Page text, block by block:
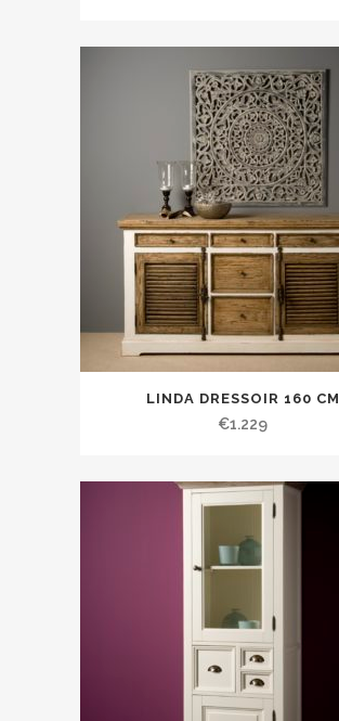
LINDA DRESSOIR 160 CM
€1.229